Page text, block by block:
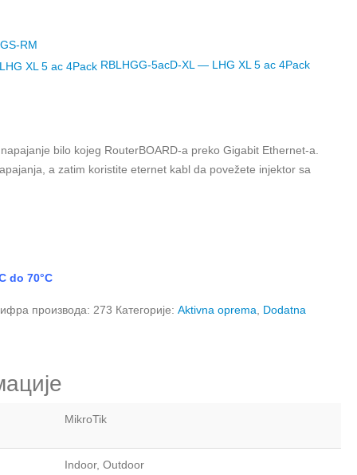
RM
RBLHGG-5acD-XL — LHG XL 5 ac 4Pack
bilo kojeg RouterBOARD-a preko Gigabit Ethernet-a.
a zatim koristite eternet kabl da povežete injektor sa
do 70°C
производа: 273 Категорије: Aktivna oprema
Dodatna
MikroTik
Indoor, Outdoor